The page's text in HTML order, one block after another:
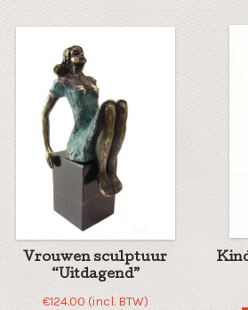
Vrouwen sculptuur
“Uitdagend”
€124.00 (incl. BTW)